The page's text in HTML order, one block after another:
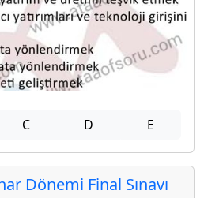
C D E
Dönemi Final Sınavı